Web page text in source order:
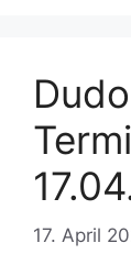
17. April